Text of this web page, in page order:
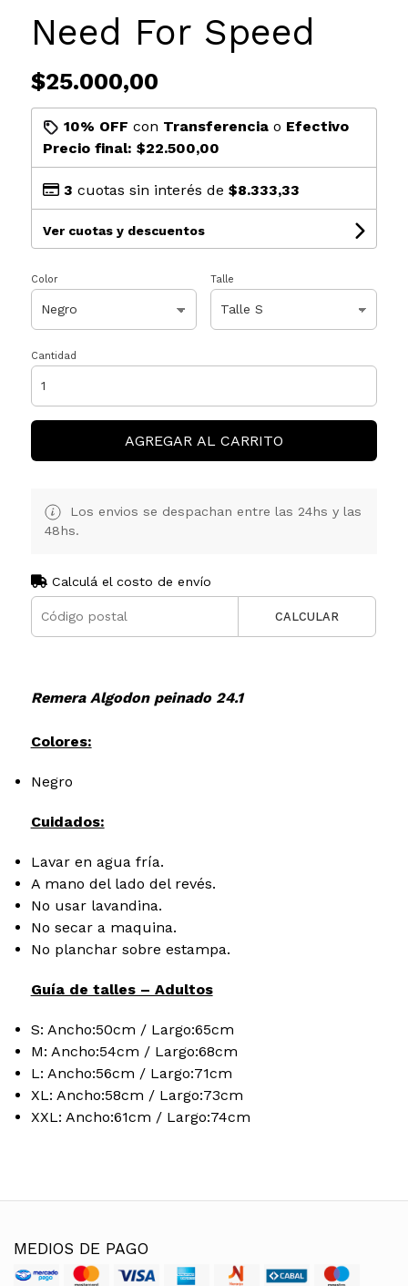
Need For Speed
$25.000,00
10% OFF con Transferenciao Efectivo
Precio final: $22.500,00
3 cuotas sin interés de $8.333,33
Ver cuotas y descuentos
Color Talle
Cantidad
AGREGAR AL CARRITO
Los envios se despachan entre las 24hs y las
48hs.
Calculá el costo de envío
CALCULAR
Remera Algodon peinado 24.1
Colores:
Negro
Cuidados:
Lavar en agua fría.
A mano del lado del revés.
No usar lavandina.
No secar a maquina.
No planchar sobre estampa.
Guía de talles – Adultos
S: Ancho:50cm / Largo:65cm
M: Ancho:54cm / Largo:68cm
L: Ancho:56cm / Largo:71cm
XL: Ancho:58cm / Largo:73cm
XXL: Ancho:61cm / Largo:74cm
MEDIOS DE PAGO